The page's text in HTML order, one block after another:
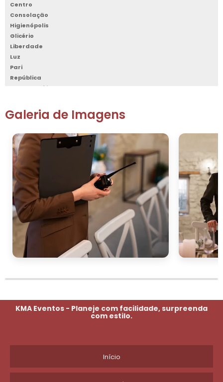
Centro
Consolação
Higienópolis
Glicério
Liberdade
Luz
Pari
República
Santa Cecília
Sé
Vila Buarque
Galeria de Imagens
KMA Eventos - Planeje com facilidade, surpreenda
com estilo.
Início